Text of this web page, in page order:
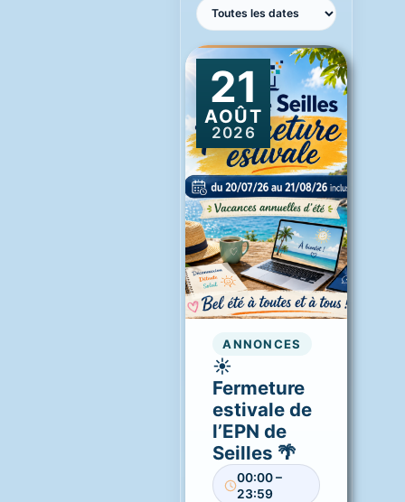
21
AOÛT
2026
ANNONCES
☀️
Fermeture
estivale de
l’EPN de
Seilles 🌴
00:00 –
23:59